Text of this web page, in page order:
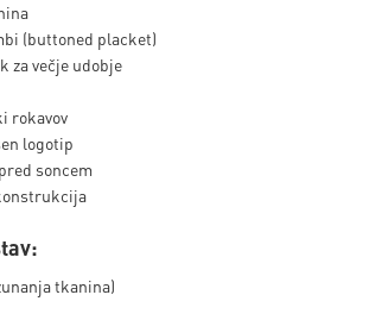
(buttoned placket)
za večje udobje
rokavov
logotip
soncem
tkanina)